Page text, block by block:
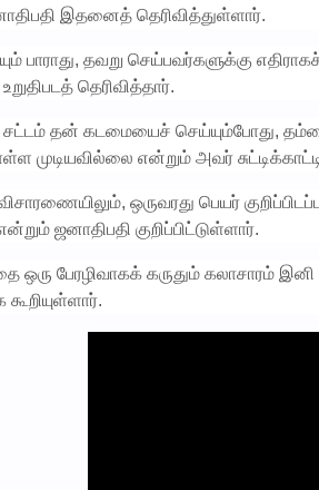
இதனைத் தெரிவித்துள்ளார்.
தவறு செய்பவர்களுக்கு
தெரிவித்தார்.
தன் கடமையைச் செய்யும்போது,
என்றும் அவர்
ஒருவரது பெயர்
ஜனாதிபதி குறிப்பிட்டுள்ளார்.
ஒரு பேரழிவாகக் கருதும் கலாசாரம்
கூறியுள்ளார்.